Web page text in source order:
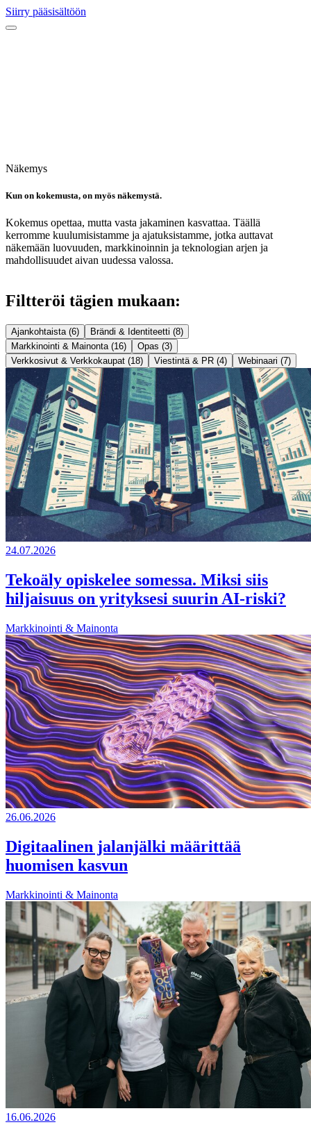
Siirry pääsisältöön
Näkemys
Kun on kokemusta, on myös näkemystä.
Kokemus opettaa, mutta vasta jakaminen kasvattaa. Täällä
kerromme kuulumisistamme ja ajatuksistamme, jotka auttavat
näkemään luovuuden, markkinoinnin ja teknologian arjen ja
mahdollisuudet aivan uudessa valossa.
Filtteröi tägien mukaan:
Ajankohtaista (6)
Brändi & Identiteetti (8)
Markkinointi & Mainonta (16)
Opas (3)
Verkkosivut & Verkkokaupat (18)
Viestintä & PR (4) Webinaari (7)
24.07.2026
Tekoäly opiskelee somessa. Miksi siis
hiljaisuus on yrityksesi suurin AI-riski?
Markkinointi & Mainonta
26.06.2026
Digitaalinen jalanjälki määrittää
huomisen kasvun
Markkinointi & Mainonta
16.06.2026